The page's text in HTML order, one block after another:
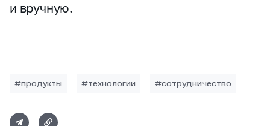
и вручную.
#продукты #технологии #сотрудничество